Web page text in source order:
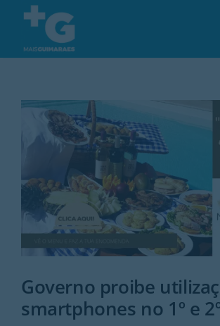
content
Desporto
Rubricas
Governo proibe
smartphones no 1º e